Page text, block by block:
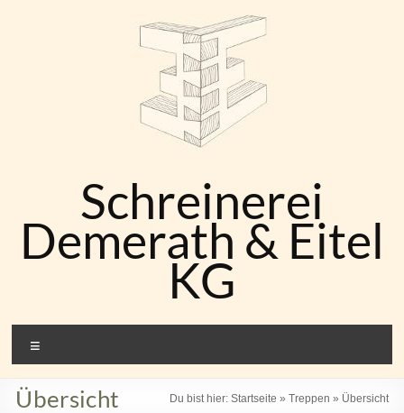
Schreinerei
Demerath & Eitel
KG
Übersicht Du bist hier: Startseite » Treppen » Übersicht